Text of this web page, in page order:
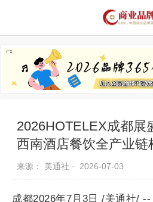
推荐品牌 品牌
2026HOTELEX成都展
西南酒店餐饮全产业链
来源： 美通社 · 2026-07-03
成都2026年7月3日 /美通社/